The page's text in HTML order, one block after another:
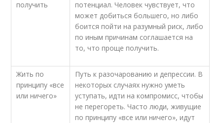
получить
потенциал. Человек чувствует, что
может добиться большего, но либо
боится пойти на разумный риск, либо
по иным причинам соглашается на
то, что проще получить.
Жить по
принципу «все
или ничего»
Путь к разочарованию и депрессии. В
некоторых случаях нужно уметь
уступать, идти на компромисс, чтобы
не перегореть. Часто люди, живущие
по принципу «все или ничего», идут